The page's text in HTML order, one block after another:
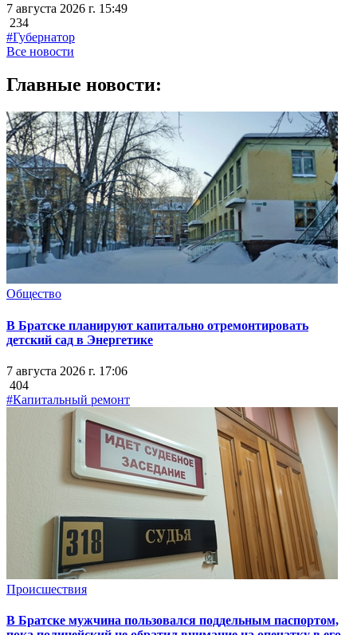
7 августа 2026 г. 15:49
234
#Губернатор
Все новости
Главные новости:
Общество
В Братске планируют капитально отремонтировать
детский сад в Энергетике
7 августа 2026 г. 17:06
404
#Капитальный ремонт
Происшествия
В Братске мужчина пользовался поддельным паспортом,